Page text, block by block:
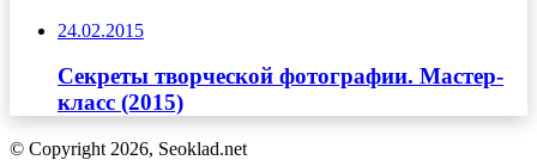
24.02.2015
Секреты творческой фотографии. Мастер-
класс (2015)
© Copyright 2026, Seoklad.net